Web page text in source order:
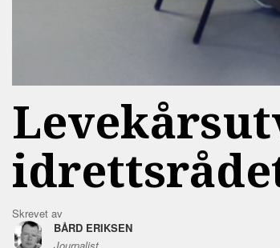
Skrevet av
BÅRD ERIKSEN